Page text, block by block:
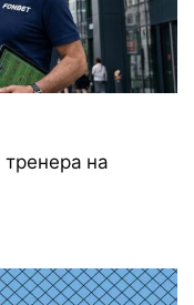
тренера на